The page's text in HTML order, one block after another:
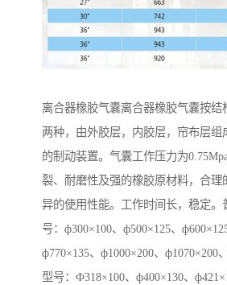
离合器橡胶气囊离合器橡胶气囊按结
两种，由外胶层，内胶层，帘布层组
的制动装置。气囊工作压力为
裂、耐磨性及强的橡胶原材料，合理
异的使用性能。工作时间长，稳定。
号：ф300×100、ф500×125、
ф770×135、ф1000×200、ф1070×200
型号：Ф318×100、ф400×130、